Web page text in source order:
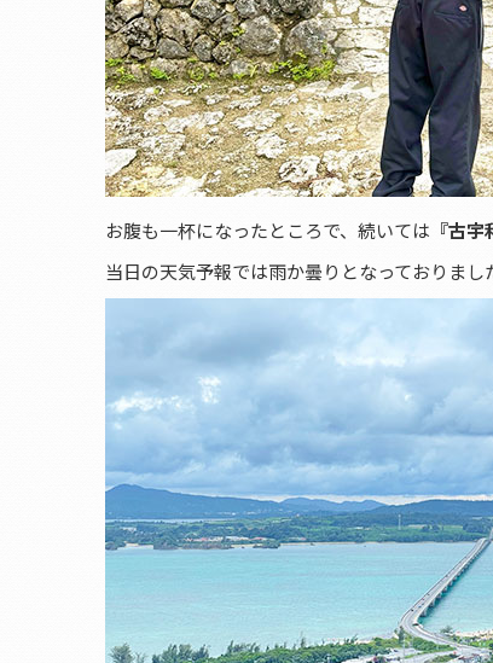
お腹も一杯になったところで、続いては 『古宇
当日の天気予報では雨か曇りとなっておりま